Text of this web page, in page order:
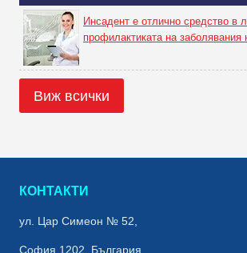
Инсадент е отлично средство в
профилактиката на заболявания
Виж всички
КОНТАКТИ
ул. Цар Симеон № 52,
София 1202, България